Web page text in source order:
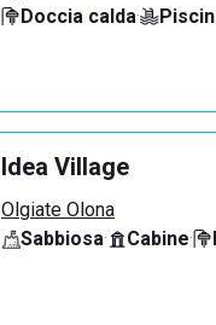
Doccia calda·
Idea Village
Olgiate Olona
Sabbiosa· Cabine·